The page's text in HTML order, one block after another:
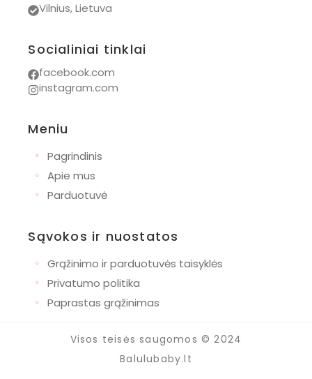
Vilnius, Lietuva
Socialiniai tinklai
facebook.com
instagram.com
Meniu
◦
Pagrindinis
◦ Apie mus
◦ Parduotuvė
Sąvokos ir nuostatos
◦
Grąžinimo ir parduotuvės taisyklės
◦ Privatumo politika
◦ Paprastas grąžinimas
Visos teisės saugomos © 2024
Balulubaby.lt